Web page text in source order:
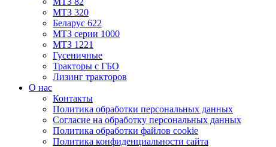
МТЗ 320
Беларус 622
МТЗ серии 1000
МТЗ 1221
Гусеничные
Тракторы с ГБО
Лизинг тракторов
О нас
Контакты
Политика обработки персональных данных
Согласие на обработку персональных данных
Политика обработки файлов cookie
Политика конфиденциальности сайта